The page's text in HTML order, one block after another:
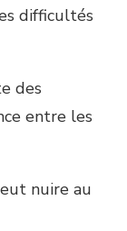
difficultés
des
entre les
nuire au